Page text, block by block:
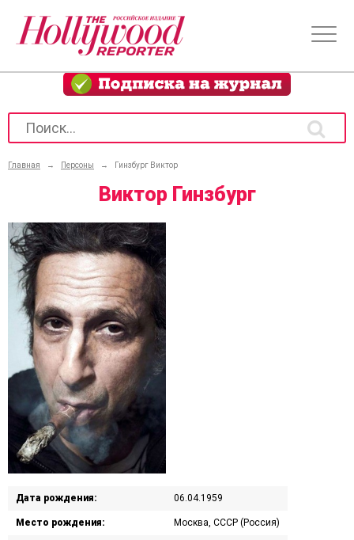
Главная → Персоны → Гинзбург Виктор
Виктор Гинзбург
Дата рождения: 06.04.1959
Место рождения: Москва, СССР (Россия)